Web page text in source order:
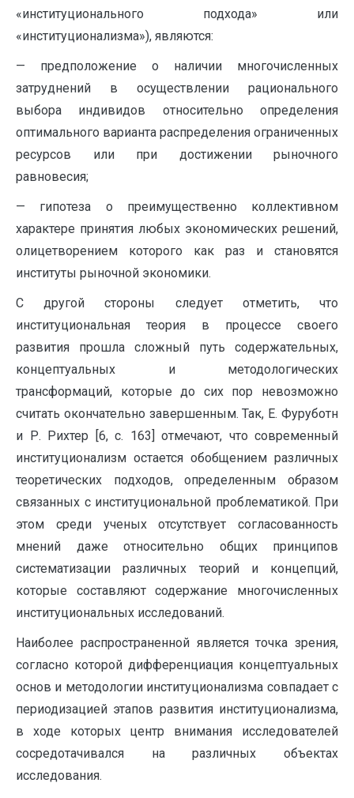
«институционального подхода» или
«институционализма»), являются:
— предположение о наличии многочисленных
затруднений в осуществлении рационального
выбора индивидов относительно определения
оптимального варианта распределения ограниченных
ресурсов или при достижении рыночного
равновесия;
— гипотеза о преимущественно коллективном
характере принятия любых экономических решений,
олицетворением которого как раз и становятся
институты рыночной экономики.
С другой стороны следует отметить, что
институциональная теория в процессе своего
развития прошла сложный путь содержательных,
концептуальных и методологических
трансформаций, которые до сих пор невозможно
считать окончательно завершенным. Так, Е. Фуруботн
и Р. Рихтер [6, с. 163] отмечают, что современный
институционализм остается обобщением различных
теоретических подходов, определенным образом
связанных с институциональной проблематикой. При
этом среди ученых отсутствует согласованность
мнений даже относительно общих принципов
систематизации различных теорий и концепций,
которые составляют содержание многочисленных
институциональных исследований.
Наиболее распространенной является точка зрения,
согласно которой дифференциация концептуальных
основ и методологии институционализма совпадает с
периодизацией этапов развития институционализма,
в ходе которых центр внимания исследователей
сосредотачивался на различных объектах
исследования.